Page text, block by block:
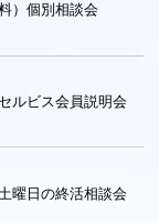
）個別相談会
ルビス会員説明会
曜日の終活相談会